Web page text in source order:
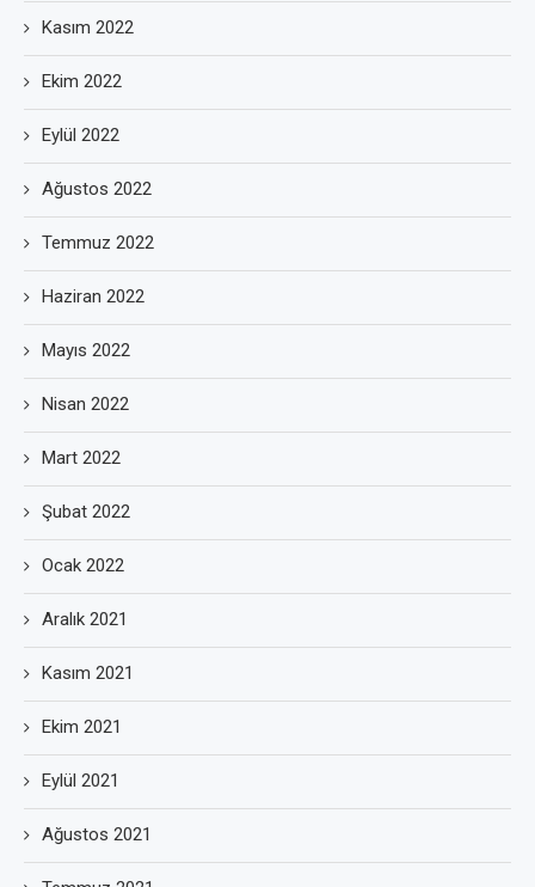
Kasım 2022
Ekim 2022
Eylül 2022
Ağustos 2022
Temmuz 2022
Haziran 2022
Mayıs 2022
Nisan 2022
Mart 2022
Şubat 2022
Ocak 2022
Aralık 2021
Kasım 2021
Ekim 2021
Eylül 2021
Ağustos 2021